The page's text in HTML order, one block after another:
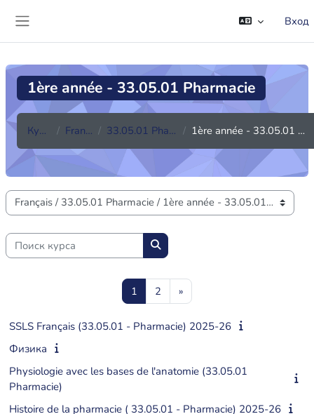
Вход
1ère année - 33.05.01 Pharmacie
Курсы Français 33.05.01 Pharmacie 1ère année - 33.05.01 Pharmacie
Категории курсов
Поиск курса
Поиск курса
1 Страница 1
2 Страница 2
»Следующая страница
SSLS Français (33.05.01 - Pharmacie) 2025-26
Физика
Physiologie avec les bases de l'anatomie (33.05.01
Pharmacie)
Histoire de la pharmacie ( 33.05.01 - Pharmacie) 2025-26